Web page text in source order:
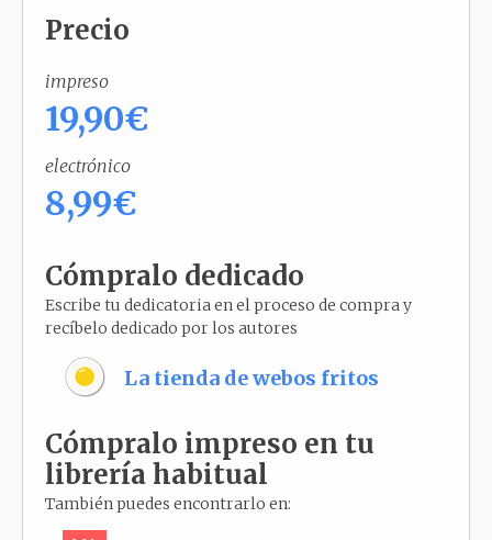
Precio
impreso
19,90€
electrónico
8,99€
Cómpralo dedicado
Escribe tu dedicatoria en el proceso de compra y
recíbelo dedicado por los autores
La tienda de webos fritos
Cómpralo impreso en tu
librería habitual
También puedes encontrarlo en: